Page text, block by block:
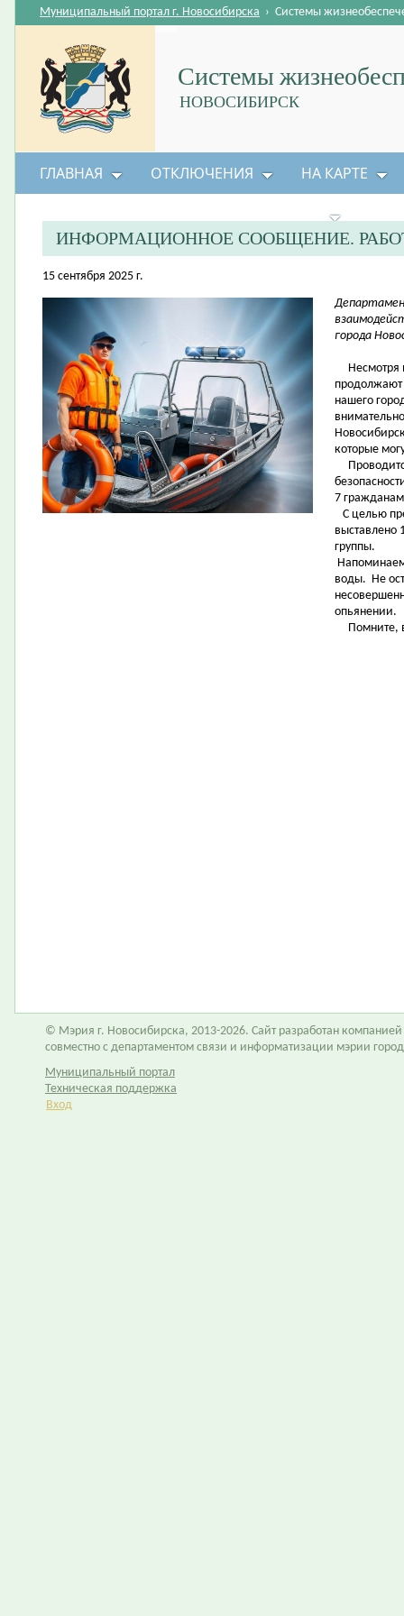
Системы
НОВОСИБИРСК
Муниципальный портал г. Новосибирска › Системы
ГЛАВНАЯ ОТКЛЮЧЕНИЯ НА КАРТЕ
ИНФОРМАЦИОННОЕ СООБЩЕНИЕ.
15 сентября 2025 г.
города
Несмотря
продолжают
нашего
которые
7
С целью
выставлено
группы.
воды. Не
опьянении.
Помните,
© Мэрия г. Новосибирска, 2013-2026. Сайт разработан компанией
совместно с департаментом связи и информатизации мэрии
Муниципальный портал
Техническая поддержка
Вход